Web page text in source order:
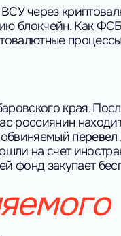
через
блокчейн. Как
края.
россиянин
обвиняемый
на счет
фонд закупает